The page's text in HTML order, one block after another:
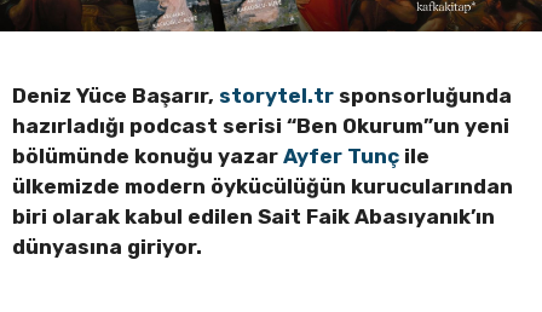
Deniz Yüce Başarır, storytel.tr sponsorluğunda
hazırladığı podcast serisi “Ben Okurum”un yeni
bölümünde konuğu yazar Ayfer Tunç ile
ülkemizde modern öykücülüğün kurucularından
biri olarak kabul edilen Sait Faik Abasıyanık’ın
dünyasına giriyor.